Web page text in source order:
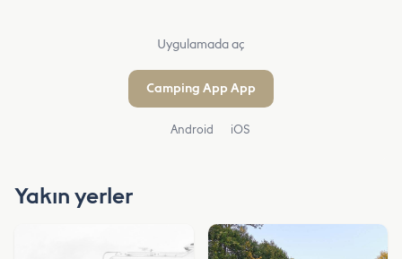
Uygulamada aç
Camping App App
Android iOS
Yakın yerler